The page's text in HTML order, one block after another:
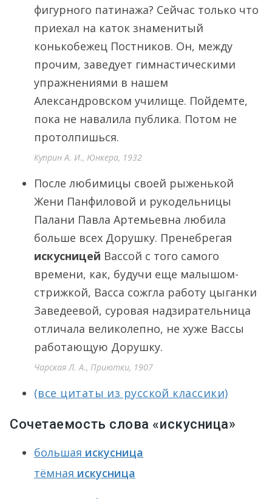
фигурного патинажа? Сейчас только что
приехал на каток знаменитый
конькобежец Постников. Он, между
прочим, заведует гимнастическими
упражнениями в нашем
Александровском училище. Пойдемте,
пока не навалила публика. Потом не
протолпишься.
Куприн А. И., Юнкера, 1932
После любимицы своей рыженькой
Жени Панфиловой и рукодельницы
Палани Павла Артемьевна любила
больше всех Дорушку. Пренебрегая
искусницей Вассой с того самого
времени, как, будучи еще малышом-
стрижкой, Васса сожгла работу цыганки
Заведеевой, суровая надзирательница
отличала великолепно, не хуже Вассы
работающую Дорушку.
Чарская Л. А., Приютки, 1907
(все цитаты из русской классики)
Сочетаемость слова «искусница»
большая искусница
тёмная искусница